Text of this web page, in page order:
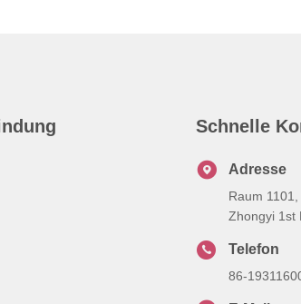
Schnelle
Adresse
Raum
Zhongyi 1st
Telefon
86-